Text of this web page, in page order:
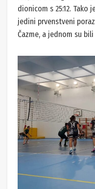
dionicom s 25:12. Tako
jedini prvenstveni
Čazme, a jednom su